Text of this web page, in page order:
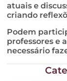
atuais e
criando
Podem
professores e
necessário